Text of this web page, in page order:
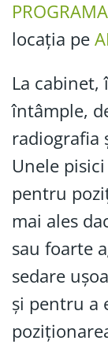
locația pe
La cabinet,
întâmple,
radiografia
Unele
pentru
mai ales
sau foarte
sedare
și pentru a